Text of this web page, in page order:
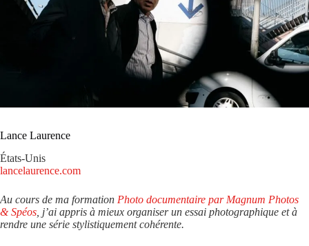
Lance Laurence
États-Unis
lancelaurence.com
Au cours de ma formation Photo documentaire par Magnum Photos
& Spéos , j’ai appris à mieux organiser un essai photographique et à
rendre une série stylistiquement cohérente.